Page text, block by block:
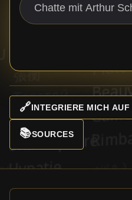
🔗INTEGRIERE MICH
📚SOURCES